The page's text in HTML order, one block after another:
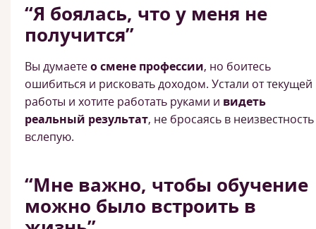
“Я боялась, что у меня не
получится”
Вы думаетео смене профессии, но боитесь
ошибиться и рисковать доходом. Устали от текущей
работы и хотите работать руками и видеть
реальный результат, не бросаясь в неизвестность
вслепую.
“Мне важно, чтобы обучение
можно было встроить в